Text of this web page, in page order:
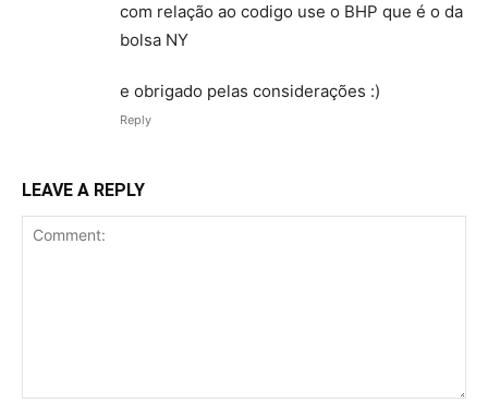
com relação ao codigo use o BHP que é o da
bolsa NY
e obrigado pelas considerações :)
Reply
LEAVE A REPLY